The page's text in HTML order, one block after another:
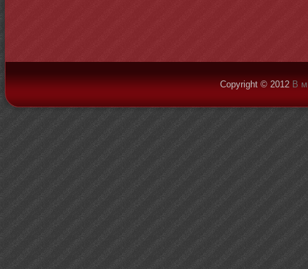
Copyright © 2012 В